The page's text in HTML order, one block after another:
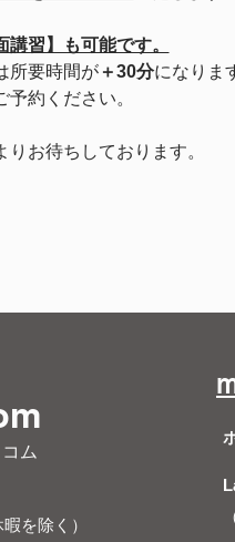
習】も可能です。
所要時間が＋30分になりま
約ください。
お待ちしております。
ム
を除く）